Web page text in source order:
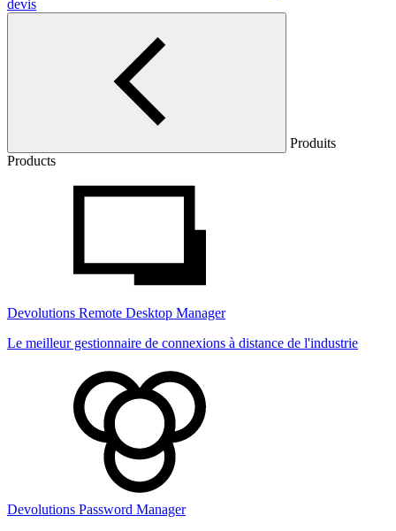
devis
Produits
Products
Devolutions Remote Desktop Manager
Le meilleur gestionnaire de connexions à distance de l'industrie
Devolutions Password Manager